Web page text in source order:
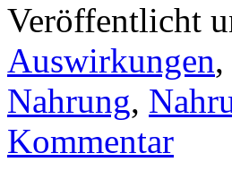
Veröffentlicht
Auswirkungen,
Nahrung,
Kommentar